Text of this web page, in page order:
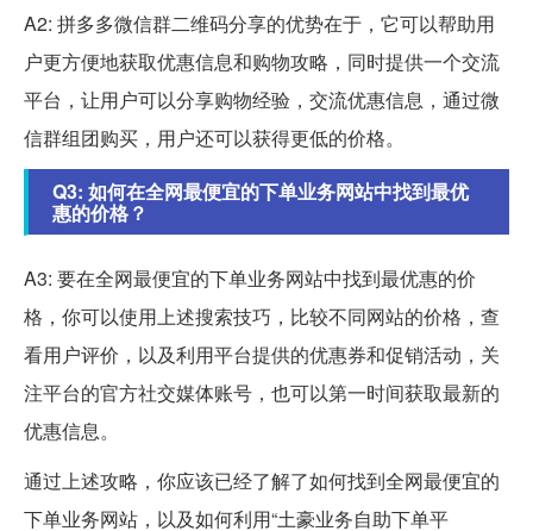
A2: 拼多多微信群二维码分享的优势在于，它可以帮助用
户更方便地获取优惠信息和购物攻略，同时提供一个交流
平台，让用户可以分享购物经验，交流优惠信息，通过微
信群组团购买，用户还可以获得更低的价格。
Q3: 如何在全网最便宜的下单业务网站中找到最优
惠的价格？
A3: 要在全网最便宜的下单业务网站中找到最优惠的价
格，你可以使用上述搜索技巧，比较不同网站的价格，查
看用户评价，以及利用平台提供的优惠券和促销活动，关
注平台的官方社交媒体账号，也可以第一时间获取最新的
优惠信息。
通过上述攻略，你应该已经了解了如何找到全网最便宜的
下单业务网站，以及如何利用“土豪业务自助下单平